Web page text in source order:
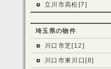
立川市高松[7]
埼玉県の物件
川口市芝[12]
川口市東川口[8]